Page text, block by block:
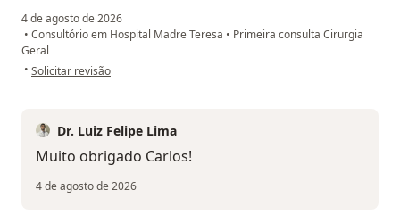
4 de agosto de 2026
• Consultório em Hospital Madre Teresa • Primeira consulta Cirurgia
Geral
• na opinião do utilizador Carlos
Solicitar revisão
Dr. Luiz Felipe Lima
Muito obrigado Carlos!
4 de agosto de 2026